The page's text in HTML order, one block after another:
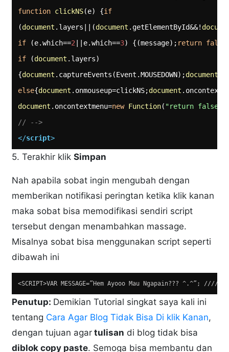
function clickNS(e) {if
(document .layers||(document .getElementById&&!
if (e.which==2 ||e.which==3) {(message); return false
if (document .layers)
{document .captureEvents(Event.MOUSEDOWN);document
else{document .onmouseup=clickNS;document
document .oncontextmenu=new Function( "return false"
// -->
</script>
5. Terakhir klikSimpan
Nah apabila sobat ingin mengubah dengan
memberikan notifikasi peringtan ketika klik kanan
maka sobat bisa memodifikasi sendiri script
tersebut dengan menambahkan massage.
Misalnya sobat bisa menggunakan script seperti
dibawah ini
<SCRIPT>VAR MESSAGE=”Hem Ayooo Mau Ngapain??? ^.^”;
Penutup: Demikian Tutorial singkat saya kali ini
tentang Cara Agar Blog Tidak Bisa Di klik Kanan,
dengan tujuan agar tulisan di blog tidak bisa
diblok copy paste. Semoga bisa membantu dan